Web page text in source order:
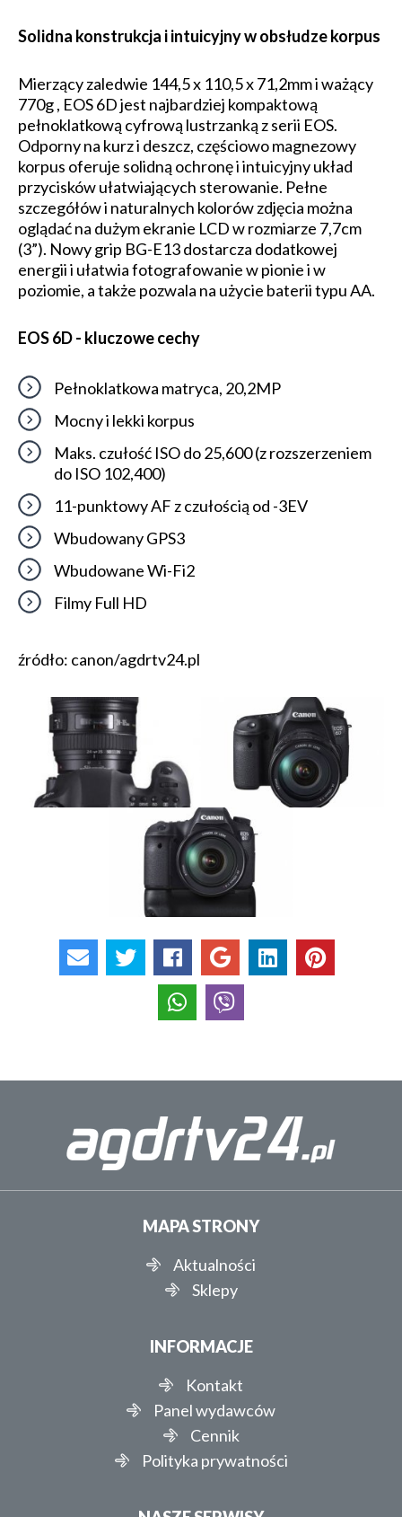
Solidna konstrukcja i intuicyjny w obsłudze korpus
Mierzący zaledwie 144,5 x 110,5 x 71,2mm i ważący
770g , EOS 6D jest najbardziej kompaktową
pełnoklatkową cyfrową lustrzanką z serii EOS.
Odporny na kurz i deszcz, częściowo magnezowy
korpus oferuje solidną ochronę i intuicyjny układ
przycisków ułatwiających sterowanie. Pełne
szczegółów i naturalnych kolorów zdjęcia można
oglądać na dużym ekranie LCD w rozmiarze 7,7cm
(3”). Nowy grip BG-E13 dostarcza dodatkowej
energii i ułatwia fotografowanie w pionie i w
poziomie, a także pozwala na użycie baterii typu AA.
EOS 6D - kluczowe cechy
Pełnoklatkowa matryca, 20,2MP
Mocny i lekki korpus
Maks. czułość ISO do 25,600 (z rozszerzeniem
do ISO 102,400)
11-punktowy AF z czułością od -3EV
Wbudowany GPS3
Wbudowane Wi-Fi2
Filmy Full HD
źródło: canon/agdrtv24.pl
MAPA STRONY
Aktualności
Sklepy
INFORMACJE
Kontakt
Panel wydawców
Cennik
Polityka prywatności